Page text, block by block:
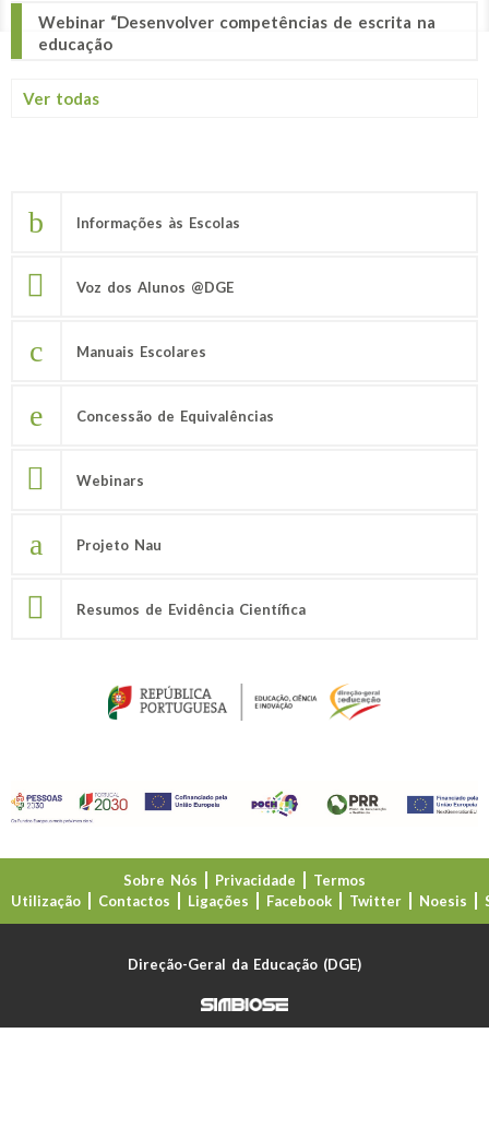
Webinar “Desenvolver competências de escrita na
educação
Ver todas
Informações às Escolas
Voz dos Alunos @DGE
Manuais Escolares
Concessão de Equivalências
Webinars
Projeto Nau
Resumos de Evidência Científica
Sobre Nós Privacidade
Termos
Utilização
Contactos Ligações Facebook Twitter Noesis
Direção-Geral da Educação (DGE)